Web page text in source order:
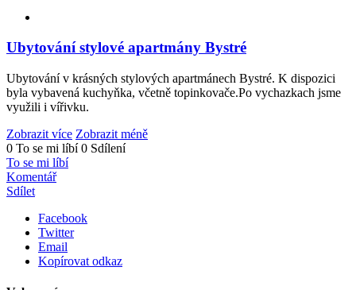
Ubytování stylové apartmány Bystré
Ubytování v krásných stylových apartmánech Bystré. K dispozici
byla vybavená kuchyňka, včetně topinkovače.Po vychazkach jsme
využili i vířivku.
Zobrazit více Zobrazit méně
0 To se mi líbí 0 Sdílení
To se mi líbí
Komentář
Sdílet
Facebook
Twitter
Email
Kopírovat odkaz